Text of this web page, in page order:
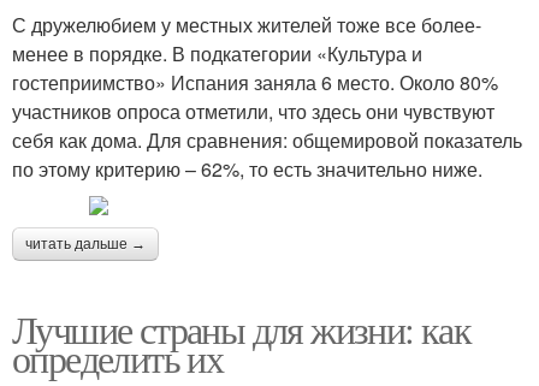
С дружелюбием у местных жителей тоже все более-
менее в порядке. В подкатегории «Культура и
гостеприимство» Испания заняла 6 место. Около 80%
участников опроса отметили, что здесь они чувствуют
себя как дома. Для сравнения: общемировой показатель
по этому критерию – 62%, то есть значительно ниже.
читать дальше →
Лучшие страны для жизни: как
определить их